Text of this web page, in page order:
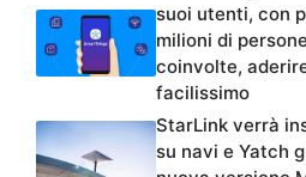
suoi utenti, con
milioni di persone
coinvolte,
facilissimo
StarLink verrà
su navi e Yatch